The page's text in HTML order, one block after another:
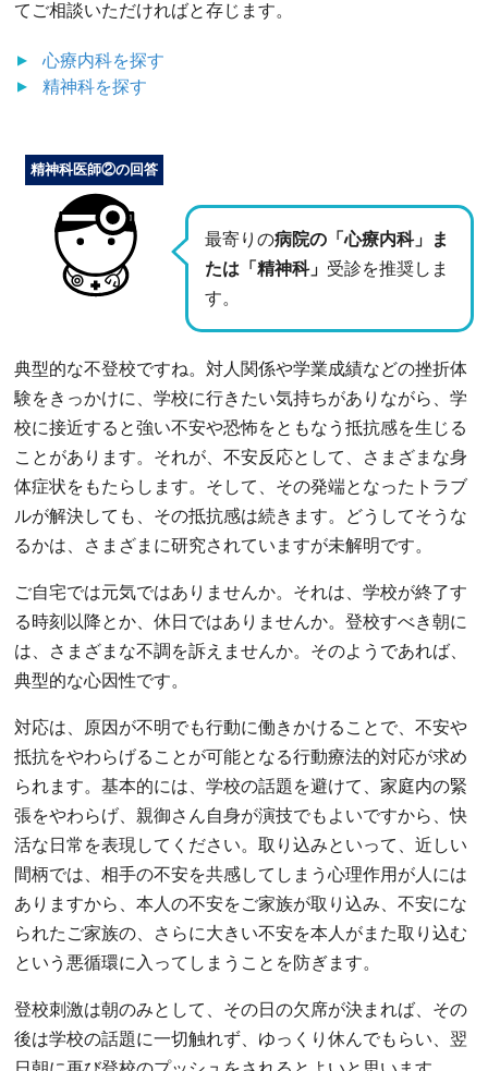
てご相談いただければと存じます。
心療内科を探す
精神科を探す
最寄りの病院の「心療内科」ま
たは「精神科」 受診を推奨しま
す。
精神科医師②の回答
典型的な不登校ですね。対人関係や学業成績などの挫折体
験をきっかけに、学校に行きたい気持ちがありながら、学
校に接近すると強い不安や恐怖をともなう抵抗感を生じる
ことがあります。それが、不安反応として、さまざまな身
体症状をもたらします。そして、その発端となったトラブ
ルが解決しても、その抵抗感は続きます。どうしてそうな
るかは、さまざまに研究されていますが未解明です。
ご自宅では元気ではありませんか。それは、学校が終了す
る時刻以降とか、休日ではありませんか。登校すべき朝に
は、さまざまな不調を訴えませんか。そのようであれば、
典型的な心因性です。
対応は、原因が不明でも行動に働きかけることで、不安や
抵抗をやわらげることが可能となる行動療法的対応が求め
られます。基本的には、学校の話題を避けて、家庭内の緊
張をやわらげ、親御さん自身が演技でもよいですから、快
活な日常を表現してください。取り込みといって、近しい
間柄では、相手の不安を共感してしまう心理作用が人には
ありますから、本人の不安をご家族が取り込み、不安にな
られたご家族の、さらに大きい不安を本人がまた取り込む
という悪循環に入ってしまうことを防ぎます。
登校刺激は朝のみとして、その日の欠席が決まれば、その
後は学校の話題に一切触れず、ゆっくり休んでもらい、翌